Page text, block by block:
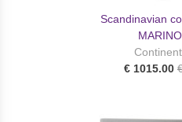
Scandinavian
€ 1015.00